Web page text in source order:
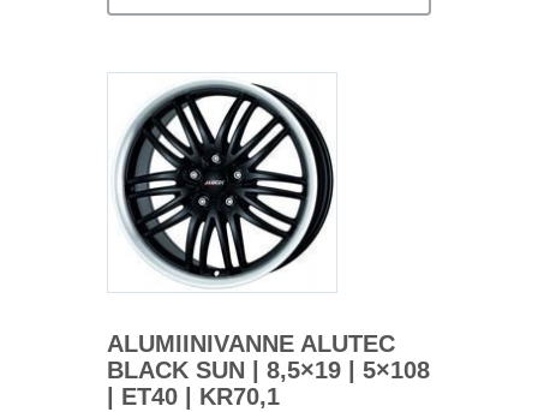
ALUMIINIVANNE ALUTEC
BLACK SUN | 8,5×19 | 5×108
| ET40 | KR70,1